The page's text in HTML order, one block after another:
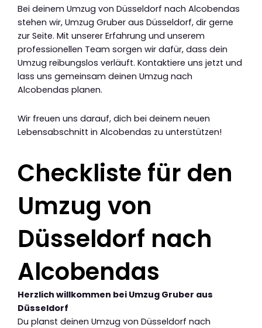
Bei deinem Umzug von Düsseldorf nach Alcobendas
stehen wir, Umzug Gruber aus Düsseldorf, dir gerne
zur Seite. Mit unserer Erfahrung und unserem
professionellen Team sorgen wir dafür, dass dein
Umzug reibungslos verläuft. Kontaktiere uns jetzt und
lass uns gemeinsam deinen Umzug nach
Alcobendas planen.
Wir freuen uns darauf, dich bei deinem neuen
Lebensabschnitt in Alcobendas zu unterstützen!
Checkliste für den
Umzug von
Düsseldorf nach
Alcobendas
Herzlich willkommen bei Umzug Gruber aus
Düsseldorf
Du planst deinen Umzug von Düsseldorf nach